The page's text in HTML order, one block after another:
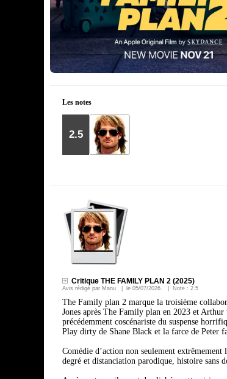
Les notes
2.5
Critique THE FAMILY PLAN 2 (2025)
Avis rédigé par Manu | le 05/07/2026 . | Note : 2.5
The Family plan 2 marque la troisième
Jones après The Family plan en 2023 et
précédemment coscénariste du suspense
Play dirty de Shane Black et la farce de Peter
Comédie d’action non seulement
degré et distanciation parodique, histoire sans